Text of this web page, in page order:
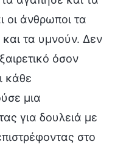
οι άνθρωποι τα
τα υμνούν. Δεν
όσον
κάθε
μια
για δουλειά με
στο